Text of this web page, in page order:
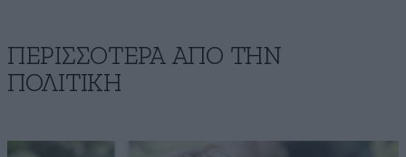
ΠΕΡΙΣΣΟΤΕΡΑ ΑΠΟ ΤΗΝ
ΠΟΛΙΤΙΚΗ